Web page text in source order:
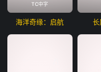
TC中字
海洋奇缘：启航 长